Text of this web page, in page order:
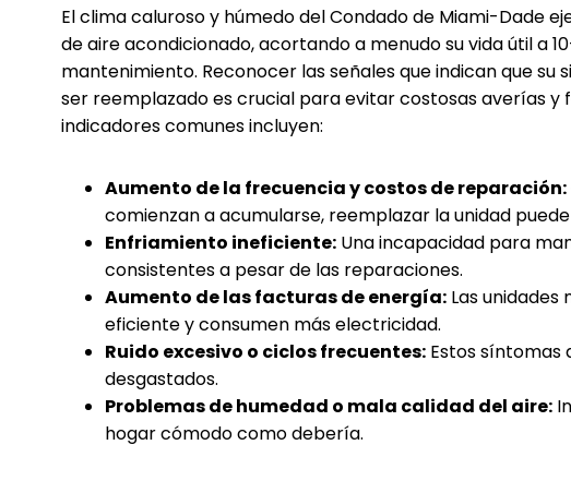
El clima caluroso y húmedo del Condado de Miami-Dade
de aire acondicionado, acortando a menudo su vida útil a
mantenimiento. Reconocer las señales que indican que
ser reemplazado es crucial para evitar costosas averías y
indicadores comunes incluyen:
Aumento de la frecuencia y costos de reparación:
comienzan a acumularse, reemplazar la unidad
Enfriamiento ineficiente: Una incapacidad para
consistentes a pesar de las reparaciones.
Aumento de las facturas de energía: Las
eficiente y consumen más electricidad.
Ruido excesivo o ciclos frecuentes: Estos síntomas
desgastados.
Problemas de humedad o mala calidad del aire:
hogar cómodo como debería.